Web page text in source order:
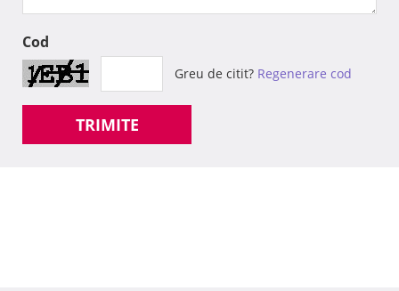
Cod
Greu de citit? Regenerare cod
TRIMITE